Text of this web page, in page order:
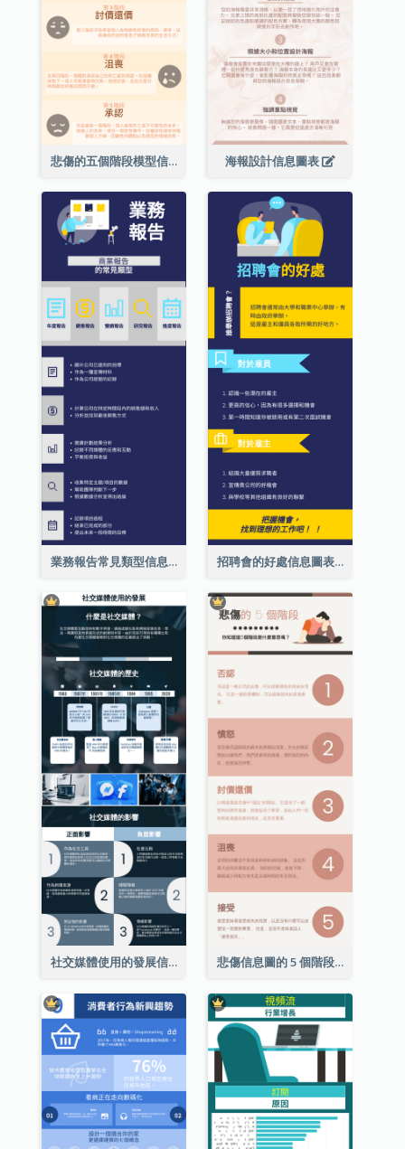
悲傷的五個階段模型信息圖表 海報設計信息圖表
業務報告常見類型信息圖表 招聘會的好處信息圖表
社交媒體使用的發展信息圖表 悲傷信息圖的 5 個階段（附解釋）